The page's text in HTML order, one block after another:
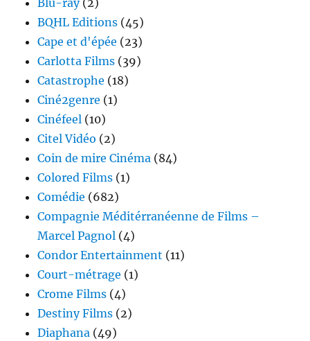
Blu-ray(2)
BQHL Editions (45)
Cape et d'épée (23)
Carlotta Films (39)
Catastrophe (18)
Ciné2genre (1)
Cinéfeel (10)
Citel Vidéo (2)
Coin de mire Cinéma (84)
Colored Films (1)
Comédie (682)
Compagnie Méditérranéenne de Films –
Marcel Pagnol (4)
Condor Entertainment (11)
Court-métrage (1)
Crome Films (4)
Destiny Films (2)
Diaphana (49)